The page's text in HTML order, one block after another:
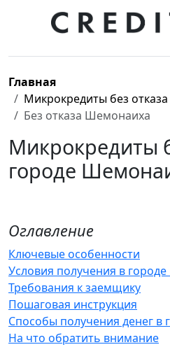
Главная
Микрокредиты без
Без отказа Шемонаиха
Микрокредиты
городе
Оглавление
Ключевые особенности
Условия получения в
Требования к заемщику
Пошаговая инструкция
Способы получения денег
На что обратить внимание